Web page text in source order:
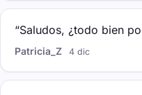
“Saludos, ¿todo bien
Patricia_Z 4 dic